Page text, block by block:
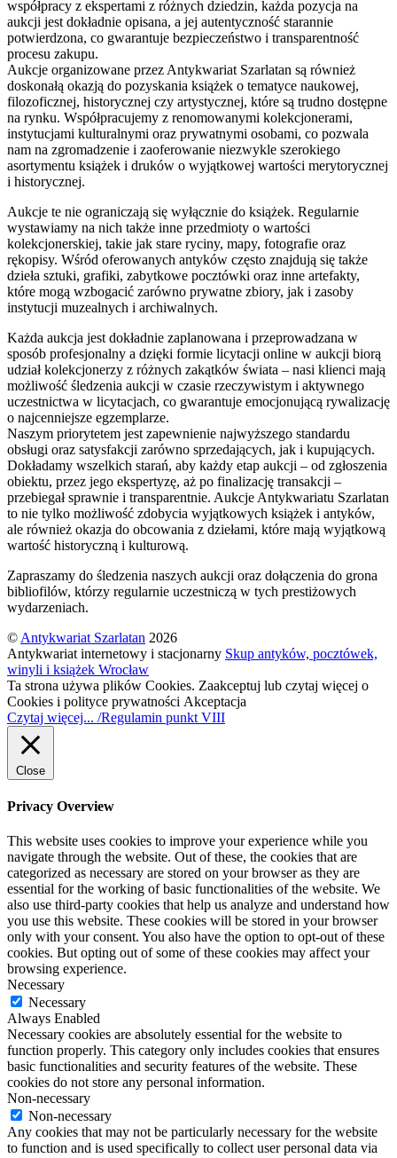
współpracy z ekspertami z różnych dziedzin, każda pozycja na
aukcji jest dokładnie opisana, a jej autentyczność starannie
potwierdzona, co gwarantuje bezpieczeństwo i transparentność
procesu zakupu.
Aukcje organizowane przez Antykwariat Szarlatan są również
doskonałą okazją do pozyskania książek o tematyce naukowej,
filozoficznej, historycznej czy artystycznej, które są trudno dostępne
na rynku. Współpracujemy z renomowanymi kolekcjonerami,
instytucjami kulturalnymi oraz prywatnymi osobami, co pozwala
nam na zgromadzenie i zaoferowanie niezwykle szerokiego
asortymentu książek i druków o wyjątkowej wartości merytorycznej
i historycznej.
Aukcje te nie ograniczają się wyłącznie do książek. Regularnie
wystawiamy na nich także inne przedmioty o wartości
kolekcjonerskiej, takie jak stare ryciny, mapy, fotografie oraz
rękopisy. Wśród oferowanych antyków często znajdują się także
dzieła sztuki, grafiki, zabytkowe pocztówki oraz inne artefakty,
które mogą wzbogacić zarówno prywatne zbiory, jak i zasoby
instytucji muzealnych i archiwalnych.
Każda aukcja jest dokładnie zaplanowana i przeprowadzana w
sposób profesjonalny a dzięki formie licytacji online w aukcji biorą
udział kolekcjonerzy z różnych zakątków świata – nasi klienci mają
możliwość śledzenia aukcji w czasie rzeczywistym i aktywnego
uczestnictwa w licytacjach, co gwarantuje emocjonującą rywalizację
o najcenniejsze egzemplarze.
Naszym priorytetem jest zapewnienie najwyższego standardu
obsługi oraz satysfakcji zarówno sprzedających, jak i kupujących.
Dokładamy wszelkich starań, aby każdy etap aukcji – od zgłoszenia
obiektu, przez jego ekspertyzę, aż po finalizację transakcji –
przebiegał sprawnie i transparentnie. Aukcje Antykwariatu Szarlatan
to nie tylko możliwość zdobycia wyjątkowych książek i antyków,
ale również okazja do obcowania z dziełami, które mają wyjątkową
wartość historyczną i kulturową.
Zapraszamy do śledzenia naszych aukcji oraz dołączenia do grona
bibliofilów, którzy regularnie uczestniczą w tych prestiżowych
wydarzeniach.
© Antykwariat Szarlatan 2026
Antykwariat internetowy i stacjonarny Skup antyków, pocztówek,
winyli i książek Wrocław
Ta strona używa plików Cookies. Zaakceptuj lub czytaj więcej o
Cookies i polityce prywatności Akceptacja
Czytaj więcej... /Regulamin punkt VIII
Close
Privacy Overview
This website uses cookies to improve your experience while you
navigate through the website. Out of these, the cookies that are
categorized as necessary are stored on your browser as they are
essential for the working of basic functionalities of the website. We
also use third-party cookies that help us analyze and understand how
you use this website. These cookies will be stored in your browser
only with your consent. You also have the option to opt-out of these
cookies. But opting out of some of these cookies may affect your
browsing experience.
Necessary
Necessary
Always Enabled
Necessary cookies are absolutely essential for the website to
function properly. This category only includes cookies that ensures
basic functionalities and security features of the website. These
cookies do not store any personal information.
Non-necessary
Non-necessary
Any cookies that may not be particularly necessary for the website
to function and is used specifically to collect user personal data via